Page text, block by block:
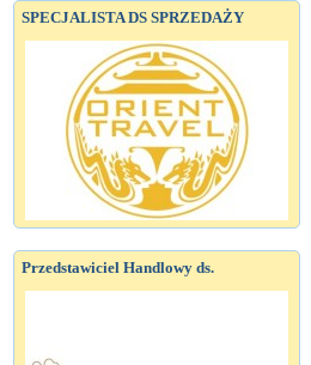
SPECJALISTA DS SPRZEDAŻY
Przedstawiciel Handlowy ds.